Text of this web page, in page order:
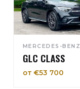
MERCEDES-BENZ
GLC CLASS
от €53 700